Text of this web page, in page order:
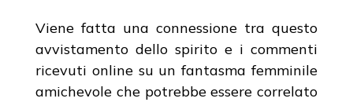
Viene fatta una connessione tra questo
avvistamento dello spirito e i commenti
ricevuti online su un fantasma femminile
amichevole che potrebbe essere correlato